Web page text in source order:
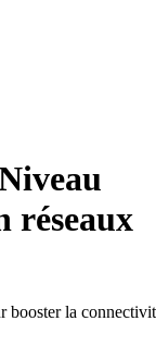
réseaux
booster la